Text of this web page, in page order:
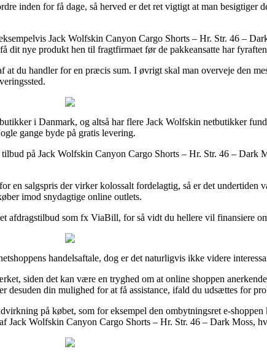
inden for få dage, så herved er det ret vigtigt at man besigtiger
Jack Wolfskin Canyon Cargo Shorts – Hr. Str. 46 –
dit nye produkt hen til fragtfirmaet før de pakkeansatte har
du handler for en præcis sum. I øvrigt skal man overveje den
i Danmark, og altså har flere Jack Wolfskin netbutikker
gange byde på gratis levering.
på Jack Wolfskin Canyon Cargo Shorts – Hr. Str. 46 – Dark
en salgspris der virker kolossalt fordelagtig, så er det undertiden
imod snydagtige online outlets.
afdragstilbud som fx ViaBill, for så vidt du hellere vil finansiere
handelsaftale, dog er det naturligvis ikke videre
siden det kan være en tryghed om at online shoppen
din mulighed for at få assistance, ifald du udsættes for
på købet, som for eksempel den ombytningsret e-shoppen
Wolfskin Canyon Cargo Shorts – Hr. Str. 46 – Dark Moss,